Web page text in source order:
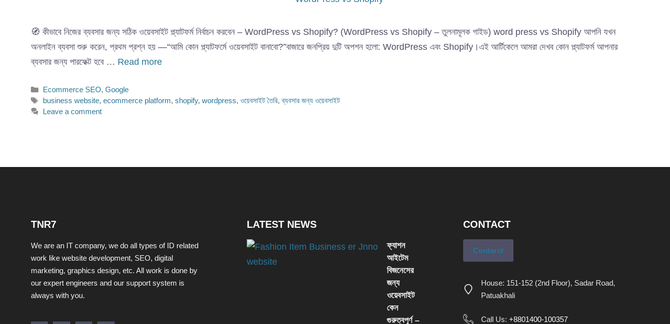
🧭 কীভাবে নিজের ব্যবসার জন্য সঠিক ওয়েবসাইট প্ল্যাটফর্ম নির্বাচন করবেন – WordPress vs Shopify? (WordPress vs Shopify – তুলনামূলক গাইড) word press vs Shopify আপনি যখন
অনলাইন ব্যবসা শুরু করেন, প্রথম প্রশ্ন হয় —“আমি কোন প্ল্যাটফর্মে ওয়েবসাইট বানাবো?”বাজারে জনপ্রিয় দুটি অপশন হলো: WordPress এবং Shopify।এই আর্টিকেলে আমরা দেখব কোন প্ল্যাটফর্ম আপনার
ব্যবসার জন্য পারফেক্ট হবে … Read more
Categories
Ecommerce SEO,Google
Tags
business website,ecommerce platform,shopify,wordpress,ওয়েবসাইট তৈরি,ব্যবসার জন্য ওয়েবসাইট
Leave a comment
TNR7
We are an IT company, we do all types of ID related
work like website development, SEO, digital
marketing, graphics design, etc. All work is done by
our expert engineers and our support system is
always with you.
LATEST NEWS
ফ্যাশন
আইটেম
বিজনেসের
জন্য
ওয়েবসাইট
কেন
গুরুত্বপূর্ণ –
CONTACT
Contarct
House: 151-152 (2nd Floor), Sadar Road,
Patuakhali
Call Us: +8801400-100357